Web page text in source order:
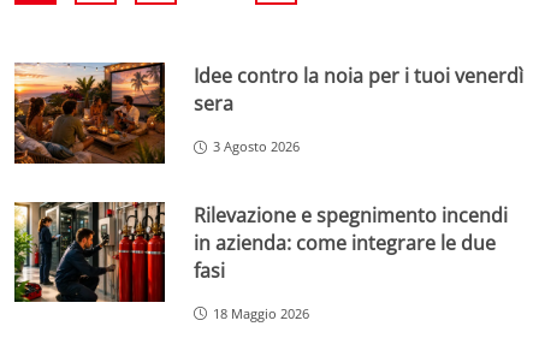
Idee contro la noia per i tuoi venerdì
sera
3 Agosto 2026
Rilevazione e spegnimento incendi
in azienda: come integrare le due
fasi
18 Maggio 2026